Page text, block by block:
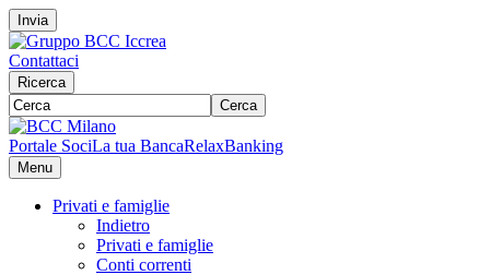
Invia
Contattaci
Ricerca
Cerca
Portale SociLa tua BancaRelaxBanking
Menu
Privati e famiglie
Indietro
Privati e famiglie
Conti correnti